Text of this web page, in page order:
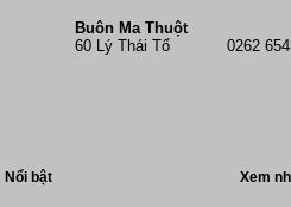
Buôn Ma Thuột
60 Lý Thái Tổ 0262
Nổi bật Xem